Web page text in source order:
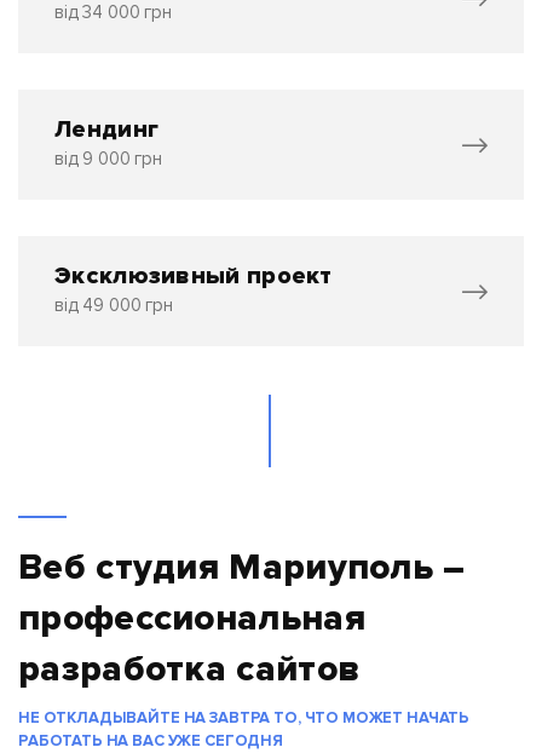
від 34 000 грн
Лендинг
від 9 000 грн
Эксклюзивный проект
від 49 000 грн
Веб студия Мариуполь –
профессиональная
разработка сайтов
НЕ ОТКЛАДЫВАЙТЕ НА ЗАВТРА ТО, ЧТО МОЖЕТ НАЧАТЬ
РАБОТАТЬ НА ВАС УЖЕ СЕГОДНЯ